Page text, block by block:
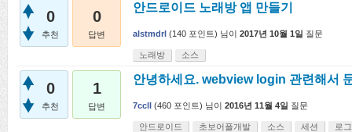
0
추천
0
답변
안드로이드 노래방 앱 만들기
alstmdrl (140 포인트) 님이 2017년 10월 1일 질문
노래방 소스
0
추천
1
답변
안녕하세요. webview login 관련해서
7ccll (460 포인트) 님이 2016년 11월 4일 질문
안드로이드 초보어플개발 소스 세션 로